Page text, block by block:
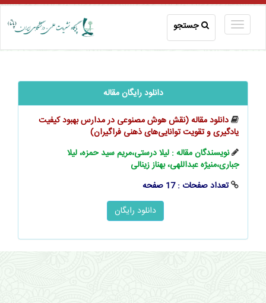
جستجو
دانلود رایگان مقاله
دانلود مقاله (نقش هوش مصنوعی در مدارس بهبود کیفیت
یادگیری و تقویت توانایی‌های ذهنی فراگیران)
نویسندگان مقاله : لیلا درستی،مریم سید حمزه، لیلا
جباری،منیژه عبداللهی، بهناز زینالی
تعداد صفحات : 17 صفحه